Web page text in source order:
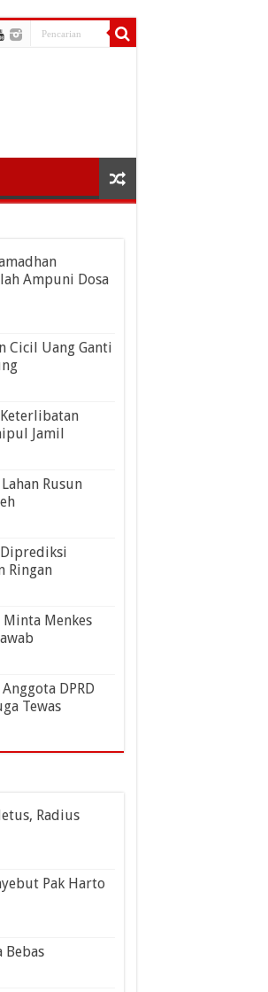
Ampuni Dosa
Cicil Uang Ganti
Jamil
Rusun
Ringan
Minta Menkes
DPRD
Tewas
Radius
Pak Harto
Bebas